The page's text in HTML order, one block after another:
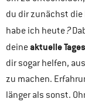
du dir zunächst die
habe ich heute?
deineaktuelle
dir sogar helfen,
zu machen.
länger als sonst.